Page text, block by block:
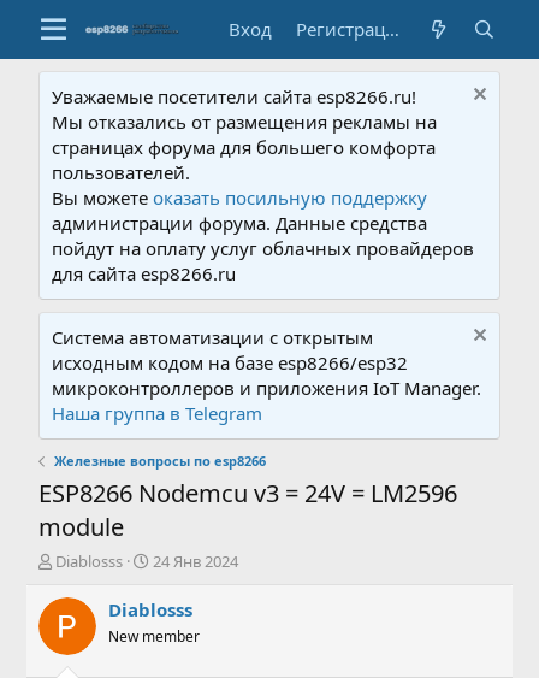
Вход Регистрация
Уважаемые посетители сайта esp8266.ru!
Мы отказались от размещения рекламы на
страницах форума для большего комфорта
пользователей.
Вы можетеоказать посильную поддержку
администрации форума. Данные средства
пойдут на оплату услуг облачных провайдеров
для сайта esp8266.ru
Система автоматизации с открытым
исходным кодом на базе esp8266/esp32
микроконтроллеров и приложения IoT Manager.
Наша группа в Telegram
Железные вопросы по esp8266
ESP8266 Nodemcu v3 = 24V = LM2596
module
А
т
о
р
Diablosss
Д
т
н
24 Янв 2024
Diablosss
New member